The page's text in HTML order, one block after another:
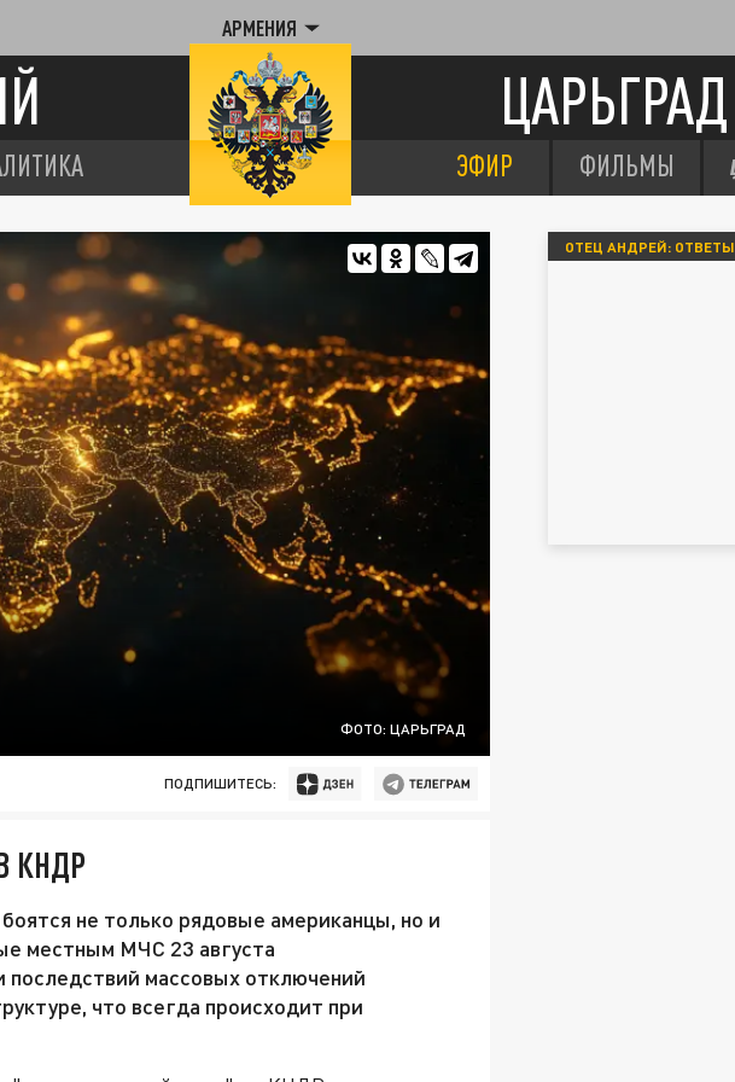
АРМЕНИЯ
ЦАРЬГРАД
ЭФИР ФИЛЬМЫ
ФОТО: ЦАРЬГРАД
ПОДПИШИТЕСЬ:
КНДР
не только рядовые американцы, но и
местным МЧС 23 августа
массовых отключений
что всегда происходит при
ОТЕЦ АНДРЕЙ: ОТВЕТЫ